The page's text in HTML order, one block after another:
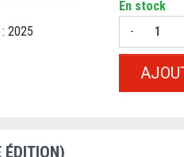
: 2025
En stock
-
ÉDITION)